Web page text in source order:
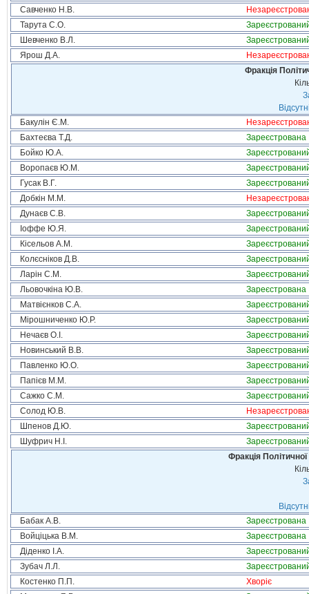
Савченко Н.В.
Тарута С.О.
Шевченко В.Л.
Ярош Д.А.
Фракція
Бакулін Є.М.
Бахтеєва Т.Д.
Зареєстрована
Бойко Ю.А.
Воропаєв Ю.М.
Гусак В.Г.
Добкін М.М.
Дунаєв С.В.
Іоффе Ю.Я.
Кісельов А.М.
Колєсніков Д.В.
Ларін С.М.
Льовочкіна Ю.В.
Зареєстрована
Матвієнков С.А.
Мірошниченко Ю.Р.
Нечаєв О.І.
Новинський В.В.
Павленко Ю.О.
Папієв М.М.
Сажко С.М.
Солод Ю.В.
Шпенов Д.Ю.
Шуфрич Н.І.
Фракція
Бабак А.В.
Зареєстрована
Войціцька В.М.
Зареєстрована
Діденко І.А.
Зубач Л.Л.
Костенко П.П.
Хворіє